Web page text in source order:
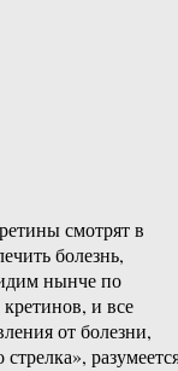
смотрят в
болезнь,
нынче по
и все
от болезни,